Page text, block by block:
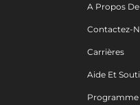
A Propos
Contactez-
Carrières
Aide Et
Programme